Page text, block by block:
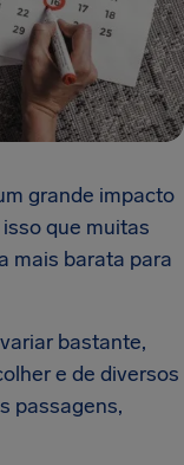
grande impacto
que muitas
mais barata para
bastante,
e de diversos
passagens,